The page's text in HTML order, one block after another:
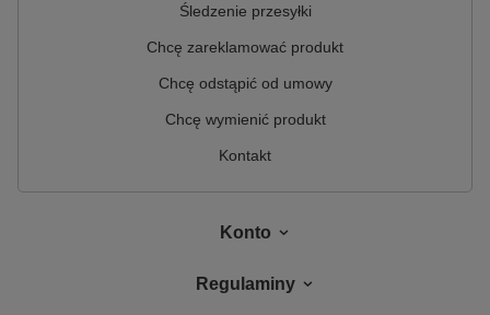
Śledzenie przesyłki
Chcę zareklamować produkt
Chcę odstąpić od umowy
Chcę wymienić produkt
Kontakt
Konto
Regulaminy